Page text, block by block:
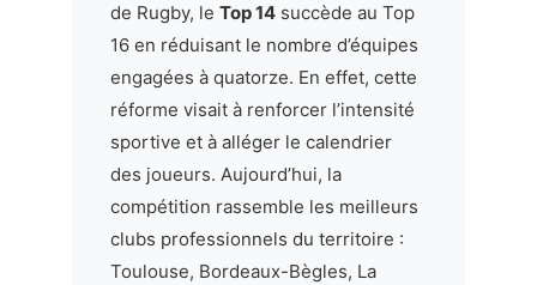
de Rugby, le Top 14succède au Top
16 en réduisant le nombre d’équipes
engagées à quatorze. En effet, cette
réforme visait à renforcer l’intensité
sportive et à alléger le calendrier
des joueurs. Aujourd’hui, la
compétition rassemble les meilleurs
clubs professionnels du territoire :
Toulouse, Bordeaux-Bègles, La